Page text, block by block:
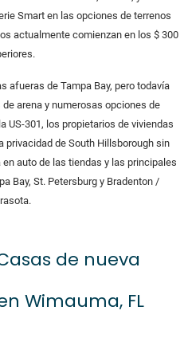
Smart en las opciones de terrenos
actualmente comienzan en los $ 300
afueras de Tampa Bay, pero todavía
arena y numerosas opciones de
US-301, los propietarios de viviendas
privacidad de South Hillsborough sin
auto de las tiendas y las principales
Bay, St. Petersburg y Bradenton /
de nueva
Wimauma, FL